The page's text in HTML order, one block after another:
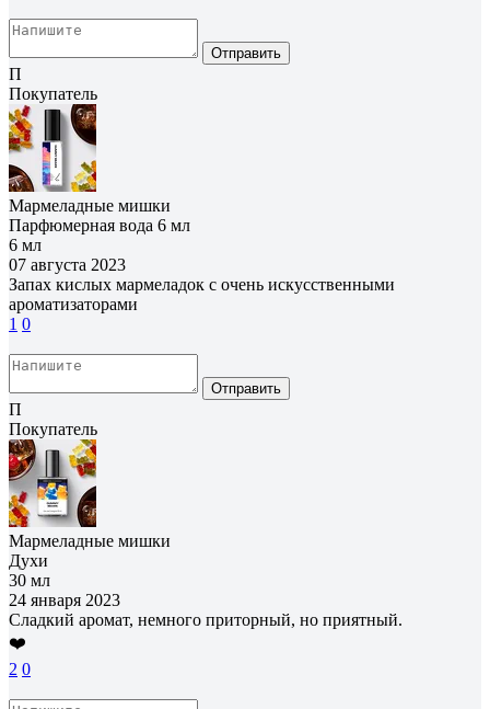
Отправить
П
Покупатель
Мармеладные мишки
Парфюмерная вода 6 мл
6 мл
07 августа 2023
Запах кислых мармеладок с очень искусственными
ароматизаторами
1 0
Отправить
П
Покупатель
Мармеладные мишки
Духи
30 мл
24 января 2023
Сладкий аромат, немного приторный, но приятный.
❤️
2 0